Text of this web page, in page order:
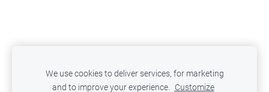
We use cookies to deliver services, for marketing
and to improve your experience. Customize